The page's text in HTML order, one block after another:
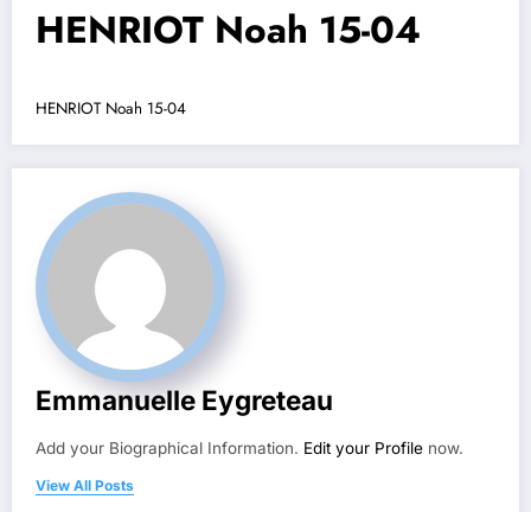
HENRIOT Noah 15-04
HENRIOT Noah 15-04
Emmanuelle Eygreteau
Add your Biographical Information. Edit your Profile now.
View All Posts